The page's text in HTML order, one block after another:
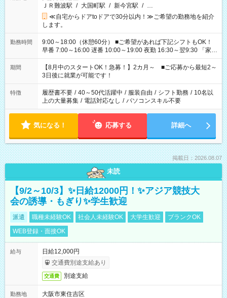
ＪＲ難波駅 / 大国町駅 / 新今宮駅 / …
≪自宅からドアtoドアで30分以内！≫ご希望の勤務地を紹介
します。
勤務時間
9:00～18:00（休憩60分） ■ご希望があれば下記シフトもOK！
早番 7:00～16:00 遅番 10:00～19:00 夜勤 16:30～翌9:30 「家族
と休みを合わせたい」 「余裕を持って夕飯の準備がしたい」
「できれば残業はしたくない」 など、ご希望を教えてください
ね。 ※Wワーク希望の方へ 今ご覧のお仕事で希望する勤務時間
と、もう1つのお仕事の勤務時間。 合計で週40時間を超える場
合は応募できません。
期間
【8月中のスタートOK！急募！】2カ月～ ■ご応募から最短2～
3日後に就業が可能です！
特徴 履歴書不要 / 40～50代活躍中 / 服装自由 / シフト勤務 / 10名以
上の大量募集 / 電話対応なし / パソコンスキル不要
気になる！ 応募する 詳細へ
掲載日：2026.08.07
未読
【9/2～10/3】✨日給12000円！✨アジア競技大
会の誘導・もぎり✨学生歓迎
派遣 職種未経験OK 社会人未経験OK 大学生歓迎
ブランクOK
WEB登録・面接OK
給与
日給12,000円
交通費別途支給あり
交通費 別途支給
勤務地
大阪市東住吉区